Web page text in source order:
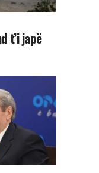
t’i japë